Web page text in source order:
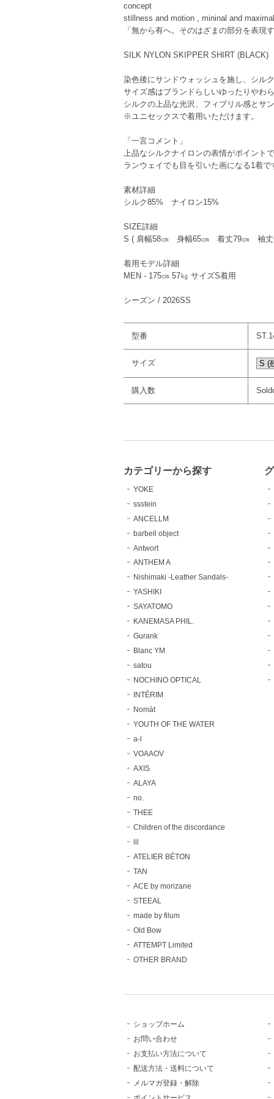
concept
stillness and motion , mininal and
「無から有へ。そのはざまの部分を表現す
SILK NYLON SKIPPER SHIRT (BLACK)
染色後にサンドウォッシュを施し、シル
サイズ感はブランドらしいゆったりやわ
シルクの上品な光沢、フィブリル感とサ
※ユニセックスで着用いただけます。
「一言コメント」
上品なシルクナイロンの表情がポイントで
ランウェイでも目を引いた画になる1着で
素材詳細
シルク85% ナイロン15%
SIZE詳細
S ( 肩幅58㎝ 身幅65㎝ 着丈79㎝ 袖丈
着用モデル詳細
MEN - 175㎝ 57㎏ サイズS着用
シーズン / 2026SS
型番
サイズ
購入数
カテゴリーから探す
YOKE
ssstein
ANCELLM
barbell object
Antwort
ANTHEM A
Nishimaki -Leather Sandals-
YASHIKI
SAYATOMO
KANEMASA PHIL.
Gurank
Blanc YM
satou
NOCHINO OPTICAL
INTÉRIM
Nomàt
YOUTH OF THE WATER
a-l
VOAAOV
AXIS
ALAYA
no.
THEE
Children of the discordance
lil
ATELIER BÉTON
TAN
ACE by morizane
STEEAL
made by filum
Old Bow
ATTEMPT Limited
OTHER BRAND
ショップホーム
お問い合わせ
お支払い方法について
配送方法・送料について
メルマガ登録・解除